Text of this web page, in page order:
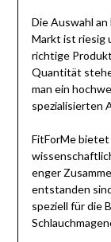
Die Auswahl
Markt ist riesig
richtige
Quantität
man ein
spezialisierten
FitForMe bietet
enger
entstanden
speziell für die